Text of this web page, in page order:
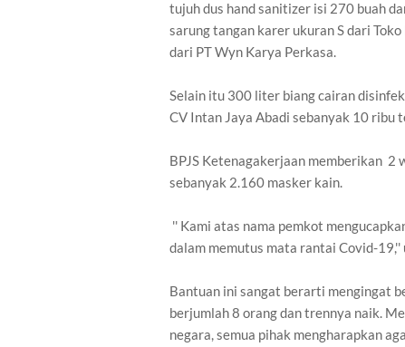
tujuh dus hand sanitizer isi 270 buah
sarung tangan karer ukuran S dari
dari PT Wyn Karya Perkasa.
Selain itu 300 liter biang cairan
CV Intan Jaya Abadi sebanyak 10 ribu
BPJS Ketenagakerjaan memberikan
sebanyak 2.160 masker kain.
'' Kami atas nama pemkot
dalam memutus mata rantai Covid-19,''
Bantuan ini sangat berarti mengingat
berjumlah 8 orang dan trennya naik.
negara, semua pihak mengharapkan